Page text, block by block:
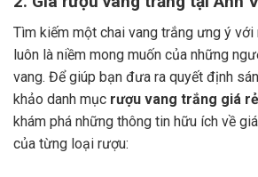
Tìm kiếm một chai vang trắng ưng ý
luôn là niềm mong muốn của những
vang. Để giúp bạn đưa ra quyết định
khảo danh mục rượu vang trắng giá rẻ
khám phá những thông tin hữu ích về
của từng loại rượu: